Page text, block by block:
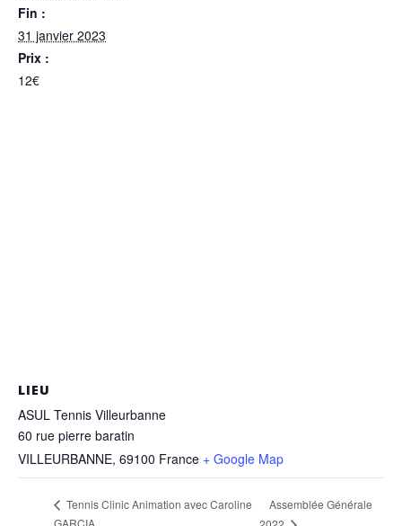
Fin :
31 janvier 2023
Prix :
12€
LIEU
ASUL Tennis Villeurbanne
60 rue pierre baratin
VILLEURBANNE, 69100 France + Google Map
Tennis Clinic Animation avec Caroline
GARCIA
Assemblée Générale